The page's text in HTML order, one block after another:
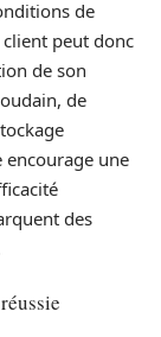
de
peut donc
de son
de
encourage une
des